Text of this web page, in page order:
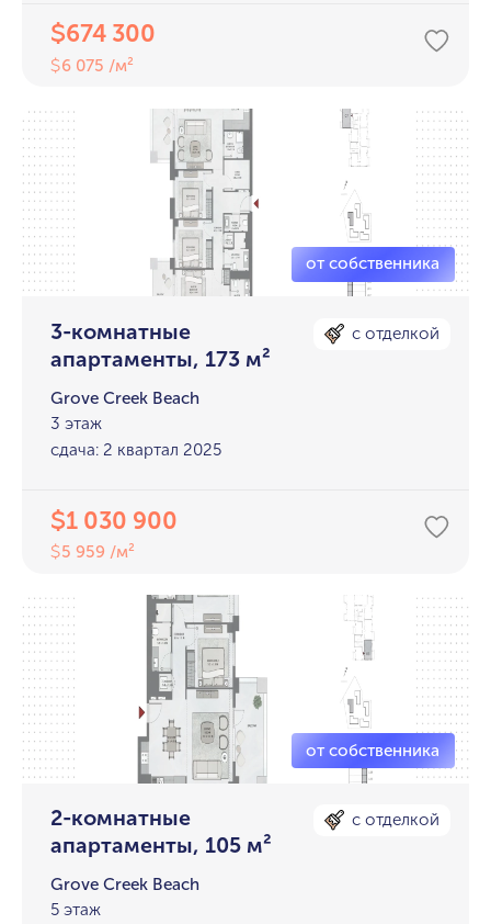
$674 300
$6 075 /м²
3-комнатные
апартаменты, 173 м²
с отделкой
Grove Creek Beach
3 этаж
сдача: 2 квартал 2025
$1 030 900
$5 959 /м²
2-комнатные
апартаменты, 105 м²
с отделкой
Grove Creek Beach
5 этаж